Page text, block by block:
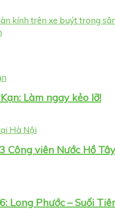
kính trên xe buýt trong
Làm ngay kẻo lỡ!
Công viên Nước Hồ
Long Phước – Suối